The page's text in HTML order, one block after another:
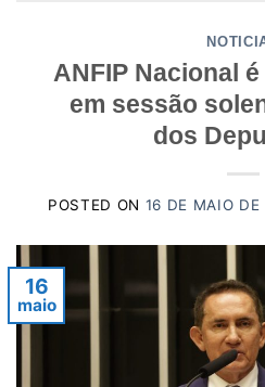
ANFIP Nacional
em sessão
dos
POSTED ON 16 DE MAIO
16
maio